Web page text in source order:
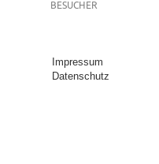
BESUCHER
Impressum
Datenschutz